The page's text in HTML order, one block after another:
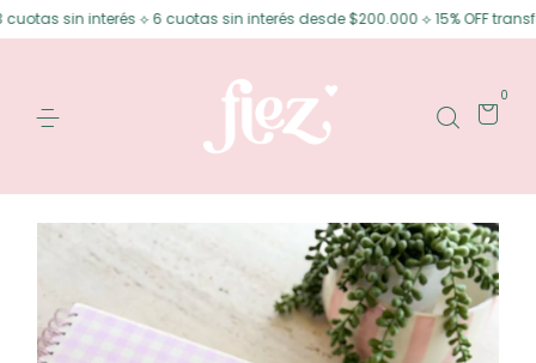
⟡ 6 cuotas sin interés desde $200.000 ⟡ 15% OFF transferencia
0